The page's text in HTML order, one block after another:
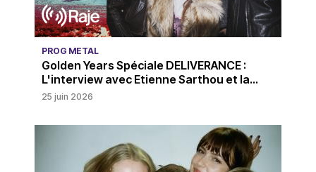
PROG METAL
Golden Years Spéciale DELIVERANCE :
L'interview avec Etienne Sarthou et la...
25 juin 2026